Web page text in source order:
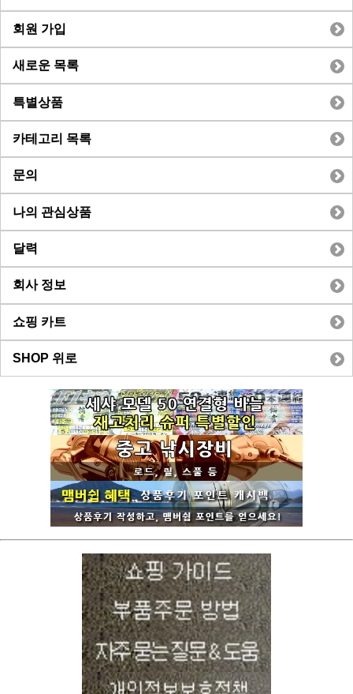
회원 가입
새로운 목록
특별상품
카테고리 목록
문의
나의 관심상품
달력
회사 정보
쇼핑 카트
SHOP 위로